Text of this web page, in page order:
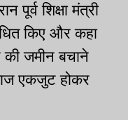
पूर्व शिक्षा मंत्री
किए और कहा
की जमीन बचाने
एकजुट होकर